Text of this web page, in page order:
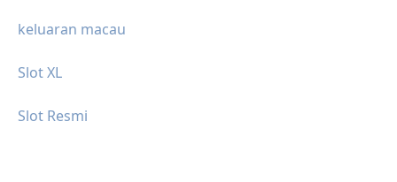
keluaran macau
Slot XL
Slot Resmi